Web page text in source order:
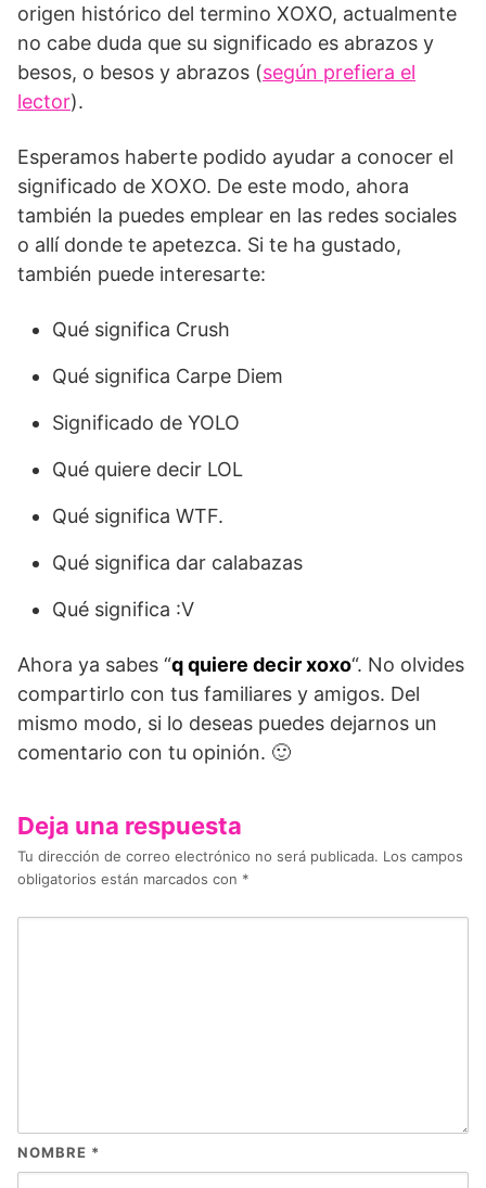
origen histórico del termino XOXO, actualmente
no cabe duda que su significado es abrazos y
besos, o besos y abrazos (según prefiera el
lector).
Esperamos haberte podido ayudar a conocer el
significado de XOXO. De este modo, ahora
también la puedes emplear en las redes sociales
o allí donde te apetezca. Si te ha gustado,
también puede interesarte:
Qué significa Crush
Qué significa Carpe Diem
Significado de YOLO
Qué quiere decir LOL
Qué significa WTF.
Qué significa dar calabazas
Qué significa :V
Ahora ya sabes “q quiere decir xoxo“. No olvides
compartirlo con tus familiares y amigos. Del
mismo modo, si lo deseas puedes dejarnos un
comentario con tu opinión. 🙂
Deja una respuesta
Tu dirección de correo electrónico no será publicada. Los campos
obligatorios están marcados con *
NOMBRE *